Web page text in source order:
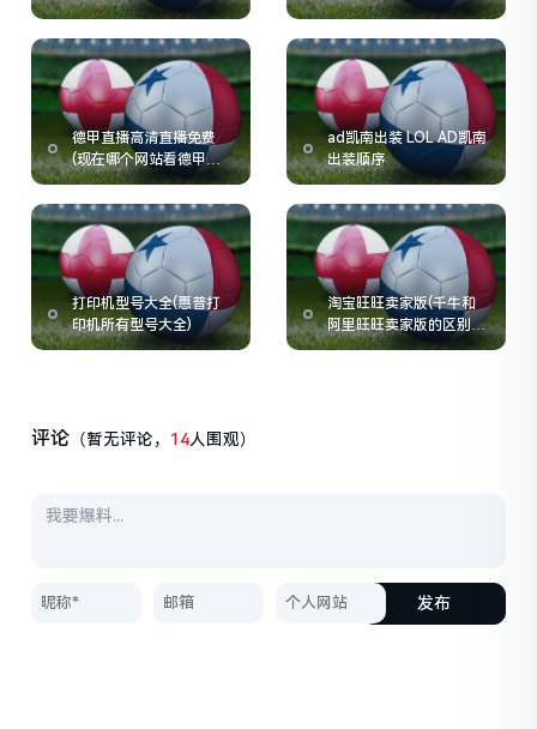
德甲直播高清直播免费
(现在哪个网站看德甲联
赛直播比较方便)
ad凯南出装 LOL AD凯南
出装顺序
打印机型号大全(惠普打
印机所有型号大全)
淘宝旺旺卖家版(千牛和
阿里旺旺卖家版的区别是
什么)
评论 （暂无评论， 14人围观）
发布